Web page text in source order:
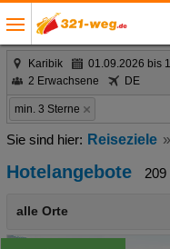
Karibik
01.09.2026 bis
2 Erwachsene
DE
min. 3 Sterne
Reiseziele
Hotelangebote
alle Orte